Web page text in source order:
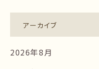
アーカイブ
2026年8月